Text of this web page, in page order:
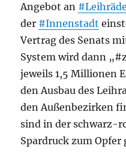
Angebot an
der #Innenstadt
Vertrag des Senats
System wird dann
jeweils 1,5 Millionen
den Ausbau des
den Außenbezirken
sind in der schwarz-
Spardruck zum Opfer